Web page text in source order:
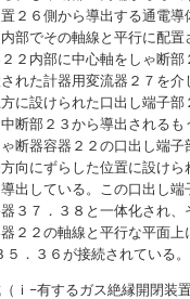
２６側から導出する通電導
部でその軸線と平行に配置
２内部に中心軸をしゃ断部
れた計器用変流器２７を介
に設けられた口出し端子部
断部２３から導出されるも
断器容器２２の口出し端子
向にずらした位置に設けら
出している。この口出し端
３７．３８と一体化され、
２２の軸線と平行な平面上
５．３６が接続されている。
ｉ−有するガス絶縁開閉装